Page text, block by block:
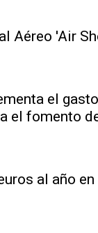
Aéreo 'Air
el gasto
el fomento
al año en